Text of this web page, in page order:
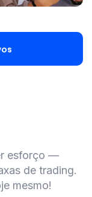
esforço —
de trading.
mesmo!